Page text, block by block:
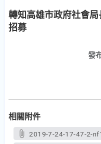
轉知高雄市政府社會
招募
發
相關附件
2019-7-24-17-47-2-